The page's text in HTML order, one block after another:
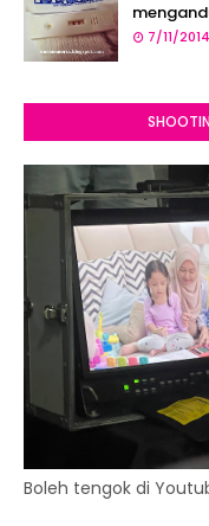
7/11/
Boleh tengok di